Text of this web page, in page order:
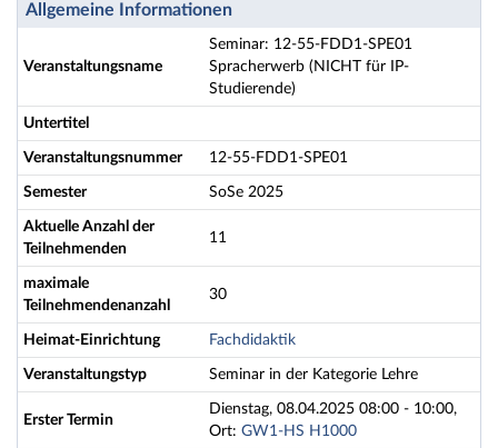
Allgemeine Informationen
Veranstaltungsname
Seminar: 12-55-FDD1-SPE01
Spracherwerb (NICHT für IP-
Studierende)
Untertitel
Veranstaltungsnummer 12-55-FDD1-SPE01
Semester SoSe 2025
Aktuelle Anzahl der
Teilnehmenden
11
maximale
Teilnehmendenanzahl
30
Heimat-Einrichtung Fachdidaktik
Veranstaltungstyp Seminar in der Kategorie Lehre
Erster Termin
Dienstag, 08.04.2025 08:00 - 10:00,
Ort: GW1-HS H1000